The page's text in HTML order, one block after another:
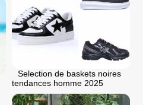
Selection de baskets noires
tendances homme 2025